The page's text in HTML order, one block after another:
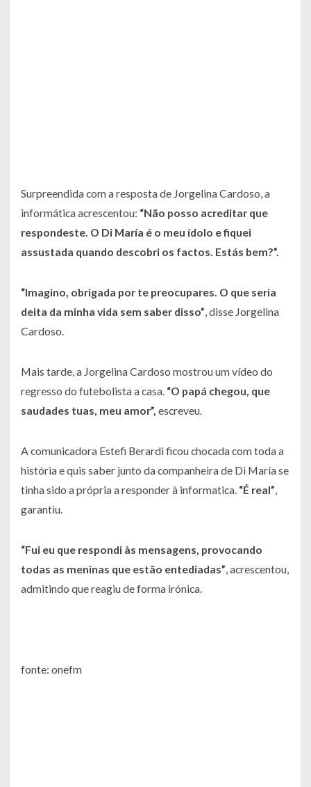
Surpreendida com a resposta de Jorgelina Cardoso, a
informática acrescentou: “Não posso acreditar que
respondeste. O Di María é o meu ídolo e fiquei
assustada quando descobri os factos. Estás bem?”.
“Imagino, obrigada por te preocupares. O que seria
deita da minha vida sem saber disso”, disse Jorgelina
Cardoso.
Mais tarde, a Jorgelina Cardoso mostrou um vídeo do
regresso do futebolista a casa. “O papá chegou, que
saudades tuas, meu amor”, escreveu.
A comunicadora Estefi Berardi ficou chocada com toda a
história e quis saber junto da companheira de Di María se
tinha sido a própria a responder à informatica. “É real”,
garantiu.
“Fui eu que respondi às mensagens, provocando
todas as meninas que estão entediadas”, acrescentou,
admitindo que reagiu de forma irónica.
fonte: onefm